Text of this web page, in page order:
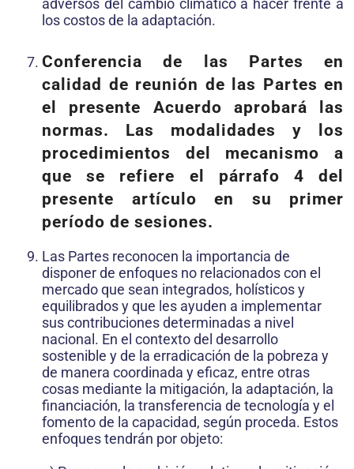
los costos de la adaptación.
Conferencia de las Partes en
calidad de reunión de las Partes en
el presente Acuerdo aprobará las
normas. Las modalidades y los
procedimientos del mecanismo a
que se refiere el párrafo 4 del
presente artículo en su primer
período de sesiones.
Las Partes reconocen la importancia de
disponer de enfoques no relacionados con el
mercado que sean integrados, holísticos y
equilibrados y que les ayuden a implementar
sus contribuciones determinadas a nivel
nacional. En el contexto del desarrollo
sostenible y de la erradicación de la pobreza y
de manera coordinada y eficaz, entre otras
cosas mediante la mitigación, la adaptación, la
financiación, la transferencia de tecnología y el
fomento de la capacidad, según proceda. Estos
enfoques tendrán por objeto: